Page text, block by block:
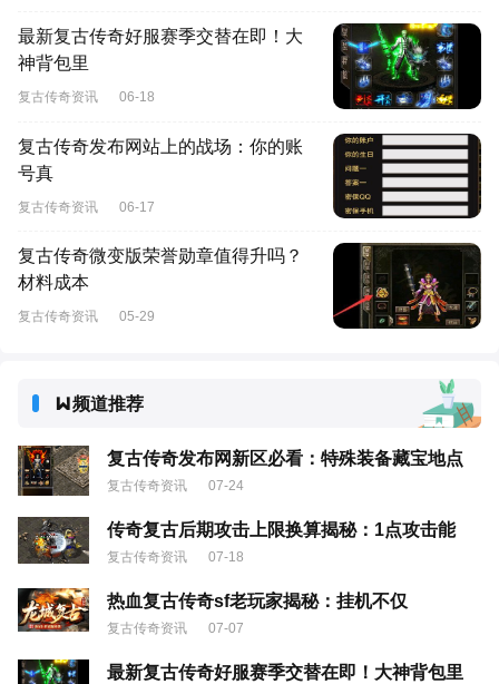
最新复古传奇好服赛季交替在即！大
神背包里
复古传奇资讯 06-18
复古传奇发布网站上的战场：你的账
号真
复古传奇资讯 06-17
复古传奇微变版荣誉勋章值得升吗？
材料成本
复古传奇资讯 05-29
频道推荐
复古传奇发布网新区必看：特殊装备藏宝地点
复古传奇资讯 07-24
传奇复古后期攻击上限换算揭秘：1点攻击能
复古传奇资讯 07-18
热血复古传奇sf老玩家揭秘：挂机不仅
复古传奇资讯 07-07
最新复古传奇好服赛季交替在即！大神背包里